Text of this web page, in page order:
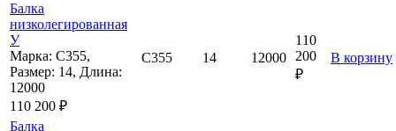
Балка
низколегированная
У
Марка: С355,
Размер: 14, Длина:
12000
110 200 ₽
С355 14 12000
110
200
₽
В корзину
Балка